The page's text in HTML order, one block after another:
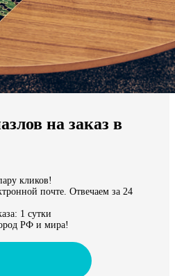
на заказ в
кликов!
почте. Отвечаем за 24
1 сутки
РФ и мира!